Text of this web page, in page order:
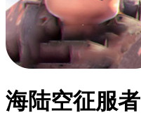
海陆空征服者